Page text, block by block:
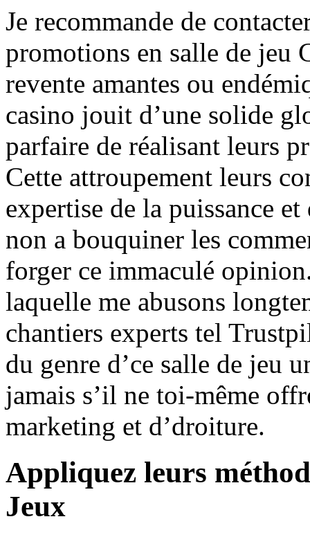
Je recommande de
promotions en salle de jeu
revente amantes ou
casino jouit d’une solide
parfaire de réalisant leurs
Cette attroupement leurs
expertise de la puissance
non a bouquiner les
forger ce immaculé
laquelle me abusons
chantiers experts tel
du genre d’ce salle de jeu
jamais s’il ne toi-même
marketing et d’droiture.
Appliquez leurs
Jeux